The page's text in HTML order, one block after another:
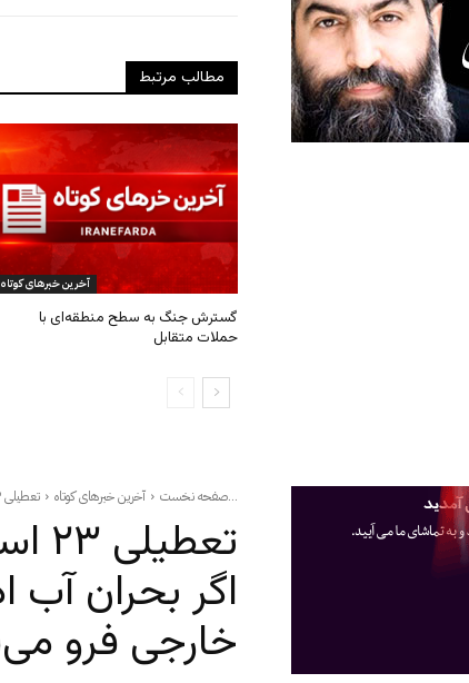
مطالب مرتبط
آخرین خبرهای کوتاه
گسترش جنگ به سطح منطقه‌ای با
حملات متقابل